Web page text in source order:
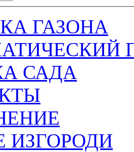
ГАЗОНА
САДА